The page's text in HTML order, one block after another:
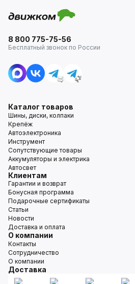
8 800 775-75-56
Бесплатный звонок по России
Каталог товаров
Шины, диски, колпаки
Крепёж
Автоэлектроника
Инструмент
Сопутствующие товары
Аккумуляторы и электрика
Автосвет
Клиентам
Гарантии и возврат
Бонусная программа
Подарочные сертификаты
Статьи
Новости
Доставка и оплата
О компании
Контакты
Сотрудничество
О компании
Доставка